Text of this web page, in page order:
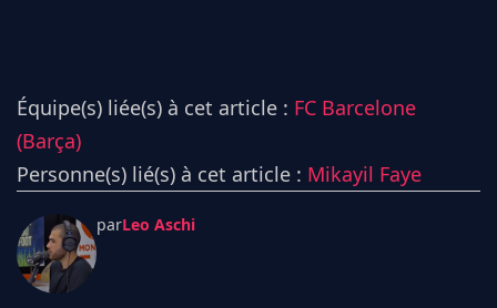
Équipe(s) liée(s) à cet article : FC Barcelone
(Barça)
Personne(s) lié(s) à cet article : Mikayil Faye
parLeo Aschi